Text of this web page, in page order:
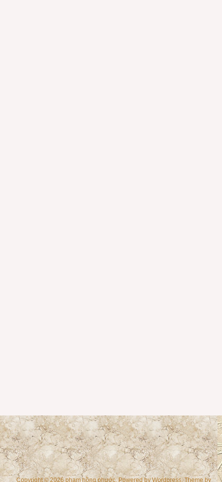
Copyright © 2026 phạm hồng phước. Powered byWordpress, Theme by